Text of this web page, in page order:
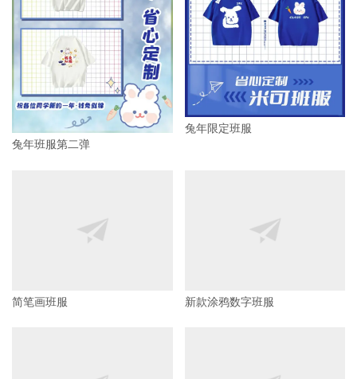
兔年班服第二弹
兔年限定班服
简笔画班服